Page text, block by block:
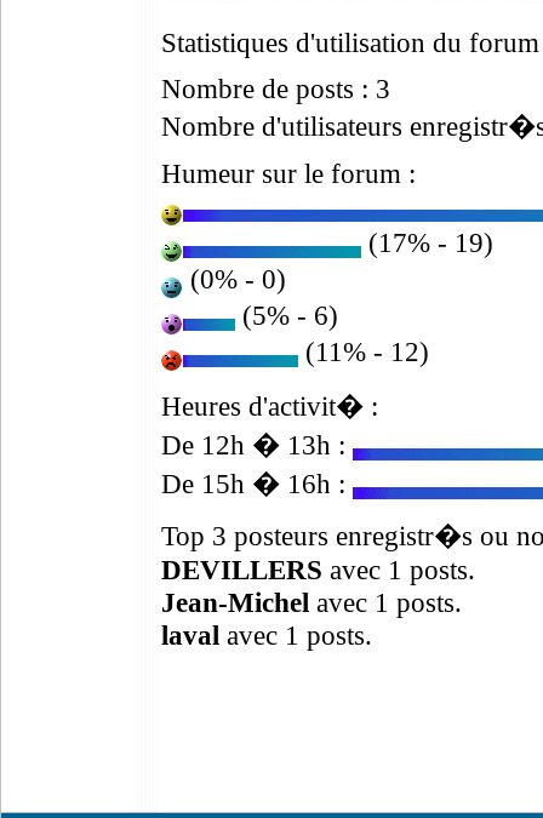
Statistiques d'utilisation du
Nombre de posts : 3
Nombre d'utilisateurs
Humeur sur le forum :
(17% - 19)
(0% - 0)
(5% - 6)
(11% - 12)
Heures d'activit� :
De 12h � 13h :
De 15h � 16h :
Top 3 posteurs enregistr�s ou
DEVILLERS avec 1 posts.
Jean-Michel avec 1 posts.
laval avec 1 posts.